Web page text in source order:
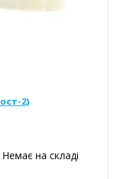
2)
Немає на складі